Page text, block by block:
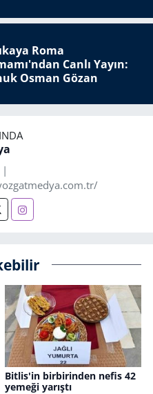
Roma
Canlı Yayın:
Osman Gözan
|
Bitlis'in birbirinden nefis 42
yemeği yarıştı